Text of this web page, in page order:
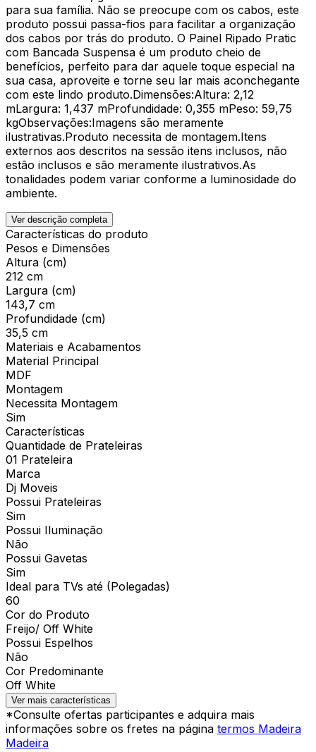
para sua família. Não se preocupe com os cabos, este
produto possui passa-fios para facilitar a organização
dos cabos por trás do produto. O Painel Ripado Pratic
com Bancada Suspensa é um produto cheio de
benefícios, perfeito para dar aquele toque especial na
sua casa, aproveite e torne seu lar mais aconchegante
com este lindo produto.Dimensões:Altura: 2,12
mLargura: 1,437 mProfundidade: 0,355 mPeso: 59,75
kgObservações:Imagens são meramente
ilustrativas.Produto necessita de montagem.Itens
externos aos descritos na sessão itens inclusos, não
estão inclusos e são meramente ilustrativos.As
tonalidades podem variar conforme a luminosidade do
ambiente.
Ver descrição completa
Características do produto
Pesos e Dimensões
Altura (cm)
212 cm
Largura (cm)
143,7 cm
Profundidade (cm)
35,5 cm
Materiais e Acabamentos
Material Principal
MDF
Montagem
Necessita Montagem
Sim
Características
Quantidade de Prateleiras
01 Prateleira
Marca
Dj Moveis
Possui Prateleiras
Sim
Possui Iluminação
Não
Possui Gavetas
Sim
Ideal para TVs até (Polegadas)
60
Cor do Produto
Freijo/ Off White
Possui Espelhos
Não
Cor Predominante
Off White
Ver mais características
*Consulte ofertas participantes e adquira mais
informações sobre os fretes na página termos Madeira
Madeira